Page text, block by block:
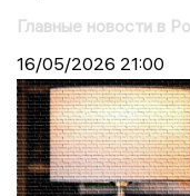
Главные новости в
16/05/2026 21:00